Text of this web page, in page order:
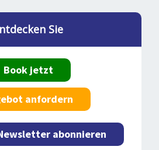
Sie
Book jetzt
anfordern
abonnieren